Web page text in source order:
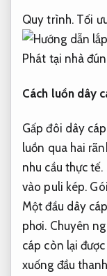
Quy trình. Tối
Cách luồn dây
Gấp đôi dây
luồn qua hai
nhu cầu thực tế.
vào puli kép.
Một đầu dây
phơi. Chuyên
cáp còn lại
xuống đầu